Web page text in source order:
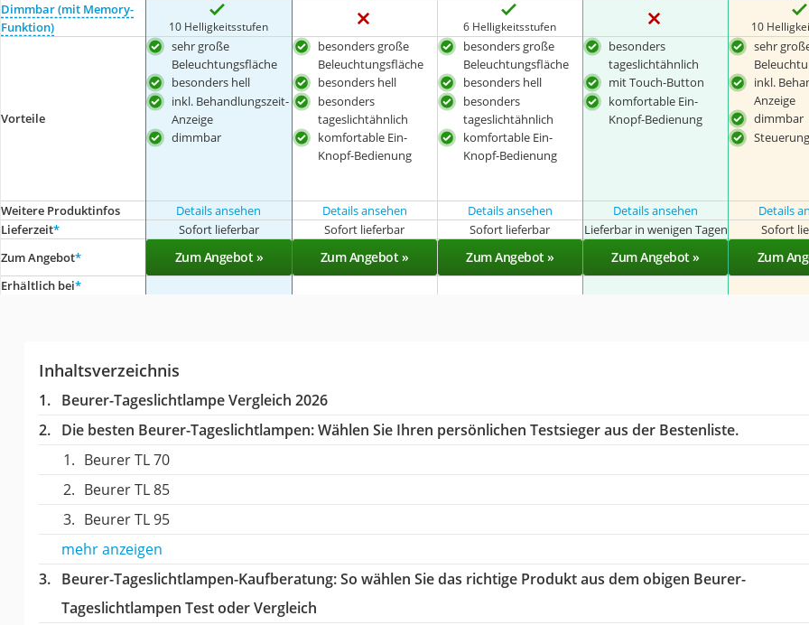
Dimmbar (mit Memory-
Funktion)
10 Helligkeitsstufen 6 Helligkeitsstufen 10
Vorteile
sehr große
Beleuchtungsfläche
besonders hell
inkl. Behandlungszeit-
Anzeige
dimmbar
besonders große
Beleuchtungsfläche
besonders hell
besonders
tageslichtähnlich
komfortable Ein-
Knopf-Bedienung
besonders große
Beleuchtungsfläche
besonders hell
besonders
tageslichtähnlich
komfortable Ein-
Knopf-Bedienung
besonders
tageslichtähnlich
mit Touch-Button
komfortable Ein-
Knopf-Bedienung
sehr
inkl.
Anzeige
dimmbar
Weitere Produktinfos Details ansehen Details ansehen Details ansehen Details ansehen Details
Lieferzeit* Sofort lieferbar Sofort lieferbar Sofort lieferbar Lieferbar in wenigen Tagen Sofort
Zum Angebot* Zum Angebot » Zum Angebot » Zum Angebot » Zum Angebot » Zum
Erhältlich bei*
Inhaltsverzeichnis
Beurer-Tageslichtlampe Vergleich 2026
Die besten Beurer-Tageslichtlampen:Wählen Sie Ihren persönlichen Testsieger aus der Bestenliste.
Beurer TL 70
Beurer TL 85
Beurer TL 95
mehr anzeigen
Beurer-Tageslichtlampen-Kaufberatung: So wählen Sie das richtige Produkt aus dem obigen Beurer-
Tageslichtlampen Test oder Vergleich